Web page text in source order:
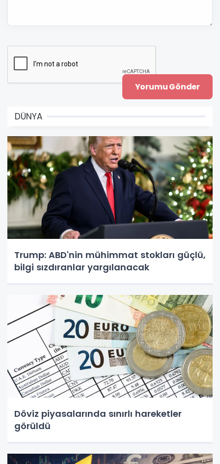
DÜNYA
Trump: ABD'nin mühimmat stokları güçlü,
bilgi sızdıranlar yargılanacak
Döviz piyasalarında sınırlı hareketler
görüldü